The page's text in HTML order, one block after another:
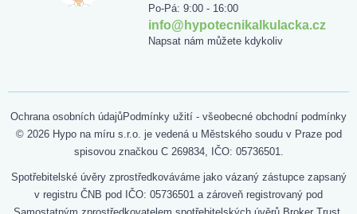
Po-Pá: 9:00 - 16:00
info@hypotecnikalkulacka.cz
Napsat nám můžete kdykoliv
Ochrana osobních údajůPodmínky užití - všeobecné obchodní podmínky
© 2026 Hypo na míru s.r.o. je vedená u Městského soudu v Praze pod
spisovou značkou C 269834, IČO: 05736501.
Spotřebitelské úvěry zprostředkováváme jako vázaný zástupce zapsaný
v registru ČNB pod IČO: 05736501 a zároveň registrovaný pod